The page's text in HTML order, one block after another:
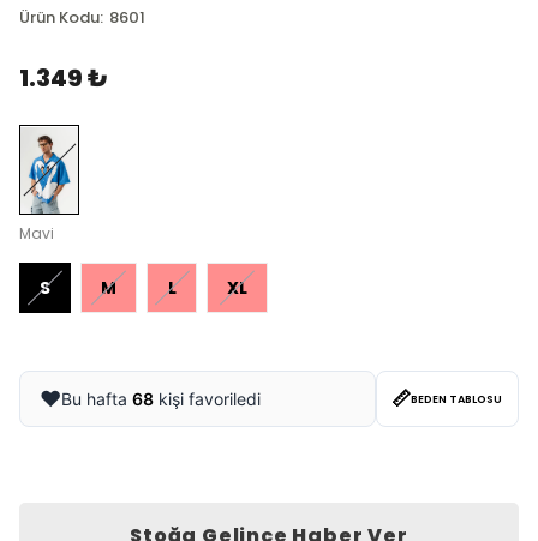
Ürün Kodu: 8601
1.349 ₺
Mavi
S M L XL
❤️Bu hafta 68 kişi favoriledi 📏BEDEN TABLOSU